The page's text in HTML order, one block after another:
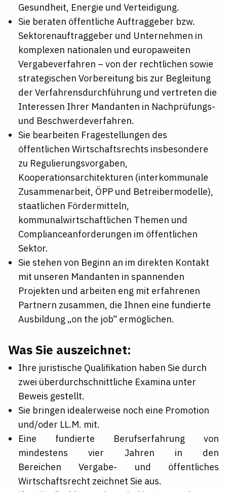
Gesundheit, Energie und Verteidigung.
Sie beraten öffentliche Auftraggeber bzw.
Sektorenauftraggeber und Unternehmen in
komplexen nationalen und europaweiten
Vergabeverfahren – von der rechtlichen sowie
strategischen Vorbereitung bis zur Begleitung
der Verfahrensdurchführung und vertreten die
Interessen Ihrer Mandanten in Nachprüfungs-
und Beschwerdeverfahren.
Sie bearbeiten Fragestellungen des
öffentlichen Wirtschaftsrechts insbesondere
zu Regulierungsvorgaben,
Kooperationsarchitekturen (interkommunale
Zusammenarbeit, ÖPP und Betreibermodelle),
staatlichen Fördermitteln,
kommunalwirtschaftlichen Themen und
Complianceanforderungen im öffentlichen
Sektor.
Sie stehen von Beginn an im direkten Kontakt
mit unseren Mandanten in spannenden
Projekten und arbeiten eng mit erfahrenen
Partnern zusammen, die Ihnen eine fundierte
Ausbildung „on the job“ ermöglichen.
Was Sie auszeichnet:
Ihre juristische Qualifikation haben Sie durch
zwei überdurchschnittliche Examina unter
Beweis gestellt.
Sie bringen idealerweise noch eine Promotion
und/oder LL.M. mit.
Eine fundierte Berufserfahrung von
mindestens vier Jahren in den
Bereichen Vergabe- und öffentliches
Wirtschaftsrecht zeichnet Sie aus.